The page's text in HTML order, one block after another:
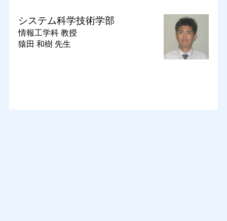
システム科学技術学部
情報工学科 教授
猿田 和樹 先生